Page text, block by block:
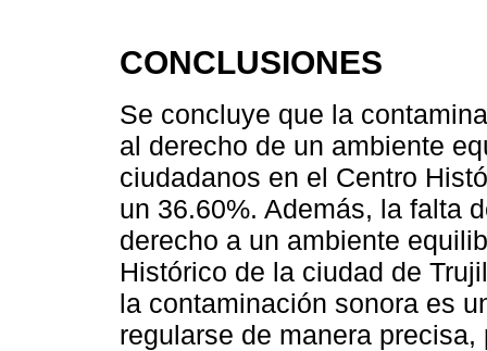
CONCLUSIONES
Se concluye que la
al derecho de un ambiente
ciudadanos en el Centro
un 36.60%. Además, la falta
derecho a un ambiente
Histórico de la ciudad de
la contaminación sonora es
regularse de manera